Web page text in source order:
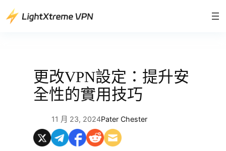
至
更改VPN設定：提升安
全性的實用技巧
11 月 23, 2024Pater Chester